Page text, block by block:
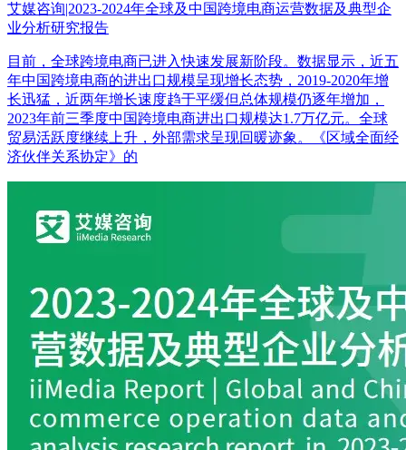
艾媒咨询|2023-2024年全球及中国跨境电商运营数据及典型企
业分析研究报告
目前，全球跨境电商已进入快速发展新阶段。数据显示，近五
年中国跨境电商的进出口规模呈现增长态势，2019-2020年增
长迅猛，近两年增长速度趋于平缓但总体规模仍逐年增加，
2023年前三季度中国跨境电商进出口规模达1.7万亿元。全球
贸易活跃度继续上升，外部需求呈现回暖迹象。《区域全面经
济伙伴关系协定》的